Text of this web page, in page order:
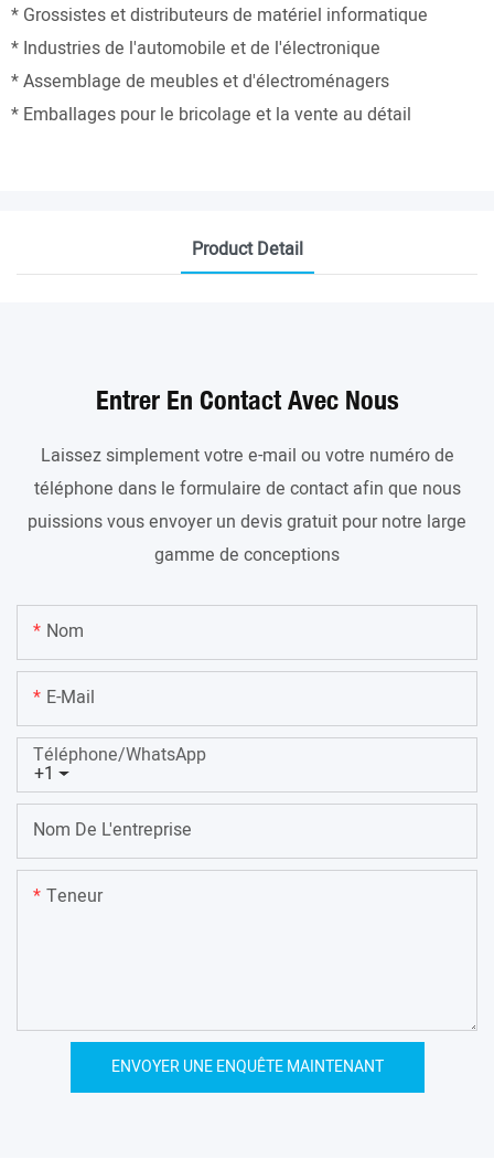
* Grossistes et distributeurs de matériel informatique
* Industries de l'automobile et de l'électronique
* Assemblage de meubles et d'électroménagers
* Emballages pour le bricolage et la vente au détail
Product Detail
Entrer En Contact Avec Nous
Laissez simplement votre e-mail ou votre numéro de
téléphone dans le formulaire de contact afin que nous
puissions vous envoyer un devis gratuit pour notre large
gamme de conceptions
Nom
E-Mail
+1
Téléphone/WhatsApp
Nom De L'entreprise
Teneur
ENVOYER UNE ENQUÊTE MAINTENANT